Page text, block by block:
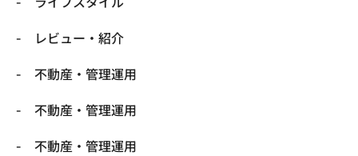
レビュー・紹介
不動産・管理運用
不動産・管理運用
不動産・管理運用